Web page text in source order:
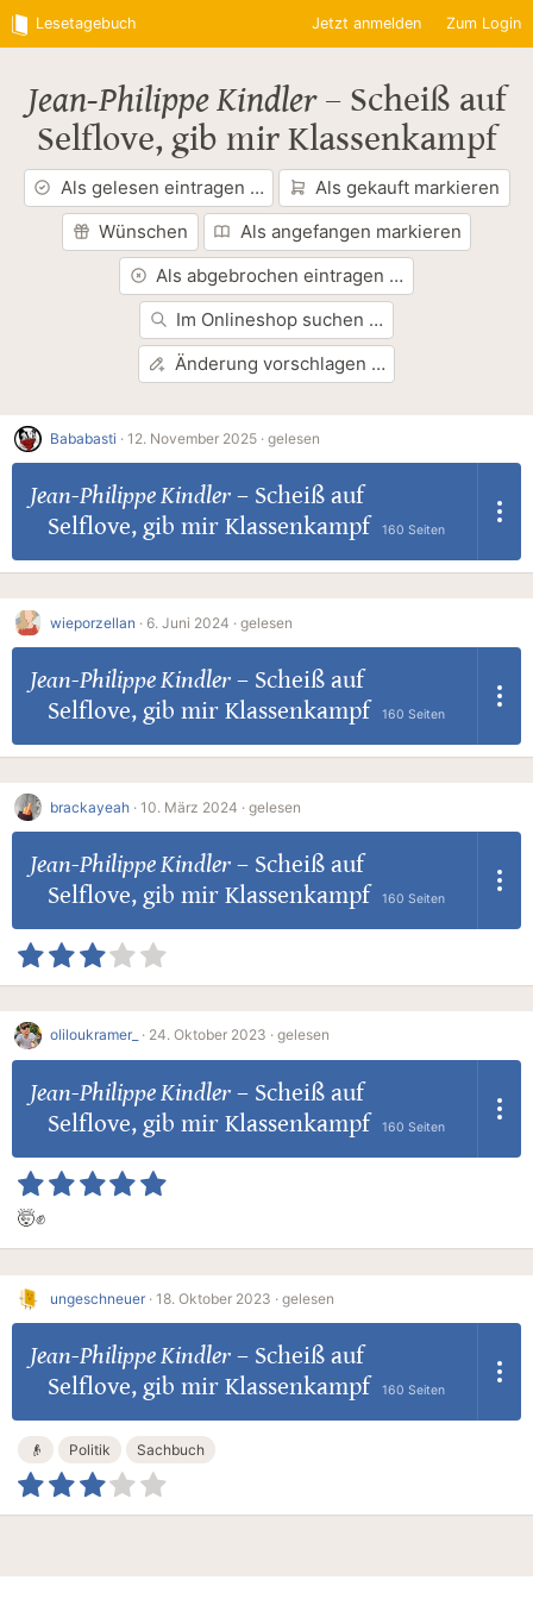
Lesetagebuch Jetzt anmelden Zum Login
Jean-Philippe Kindler– Scheiß auf
Selflove, gib mir Klassenkampf
Als gelesen eintragen …
Als gekauft markieren
Wünschen
Als angefangen markieren
Als abgebrochen eintragen …
Im Onlineshop suchen …
Änderung vorschlagen …
Bababasti · 12. November 2025 · gelesen
Jean-Philippe Kindler– Scheiß auf
Selflove, gib mir Klassenkampf
160 Seiten
wieporzellan · 6. Juni 2024 · gelesen
Jean-Philippe Kindler– Scheiß auf
Selflove, gib mir Klassenkampf
160 Seiten
brackayeah · 10. März 2024 · gelesen
Jean-Philippe Kindler– Scheiß auf
Selflove, gib mir Klassenkampf
160 Seiten
oliloukramer_ · 24. Oktober 2023 · gelesen
Jean-Philippe Kindler– Scheiß auf
Selflove, gib mir Klassenkampf
160 Seiten
🤯✊
ungeschneuer · 18. Oktober 2023 · gelesen
Jean-Philippe Kindler– Scheiß auf
Selflove, gib mir Klassenkampf
160 Seiten
👴 Politik Sachbuch